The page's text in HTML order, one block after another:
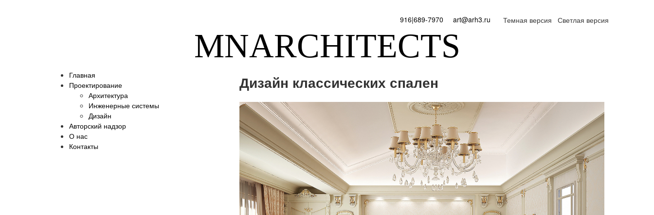
916|689-7970 art@arh3.ru Темная версия Светлая версия
MNARCHITECTS
Главная
Проектирование
Архитектура
Инженерные системы
Дизайн
Авторский надзор
О нас
Контакты
Дизайн классических спален